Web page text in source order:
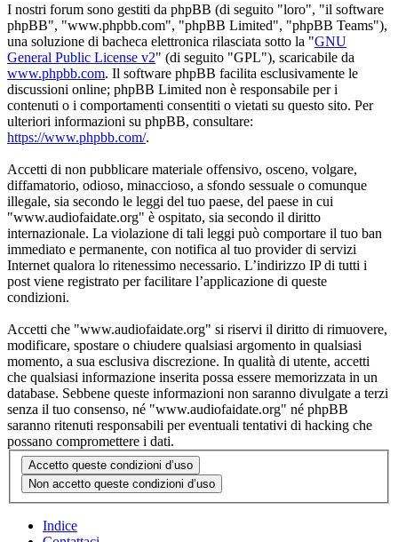
I nostri forum sono gestiti da phpBB (di seguito "loro", "il software
phpBB", "www.phpbb.com", "phpBB Limited", "phpBB Teams"),
una soluzione di bacheca elettronica rilasciata sotto la "GNU
General Public License v2" (di seguito "GPL"), scaricabile da
www.phpbb.com. Il software phpBB facilita esclusivamente le
discussioni online; phpBB Limited non è responsabile per i
contenuti o i comportamenti consentiti o vietati su questo sito. Per
ulteriori informazioni su phpBB, consultare:
https://www.phpbb.com/.
Accetti di non pubblicare materiale offensivo, osceno, volgare,
diffamatorio, odioso, minaccioso, a sfondo sessuale o comunque
illegale, sia secondo le leggi del tuo paese, del paese in cui
"www.audiofaidate.org" è ospitato, sia secondo il diritto
internazionale. La violazione di tali leggi può comportare il tuo ban
immediato e permanente, con notifica al tuo provider di servizi
Internet qualora lo ritenessimo necessario. L’indirizzo IP di tutti i
post viene registrato per facilitare l’applicazione di queste
condizioni.
Accetti che "www.audiofaidate.org" si riservi il diritto di rimuovere,
modificare, spostare o chiudere qualsiasi argomento in qualsiasi
momento, a sua esclusiva discrezione. In qualità di utente, accetti
che qualsiasi informazione inserita possa essere memorizzata in un
database. Sebbene queste informazioni non saranno divulgate a terzi
senza il tuo consenso, né "www.audiofaidate.org" né phpBB
saranno ritenuti responsabili per eventuali tentativi di hacking che
possano compromettere i dati.
Indice